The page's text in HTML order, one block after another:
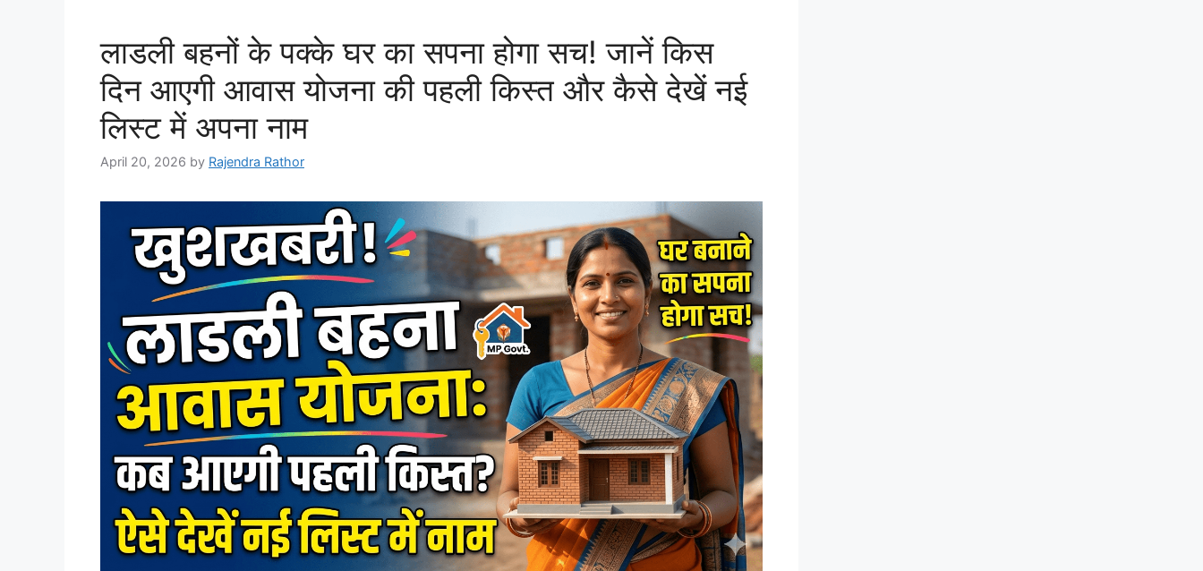
लाडली बहनों के पक्के घर का सपना होगा सच! जानें किस
दिन आएगी आवास योजना की पहली किस्त और कैसे देखें नई
लिस्ट में अपना नाम
April 20, 2026 by Rajendra Rathor